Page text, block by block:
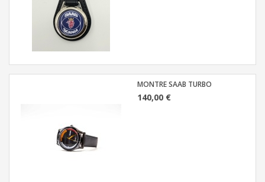
MONTRE SAAB TURBO
140,00 €